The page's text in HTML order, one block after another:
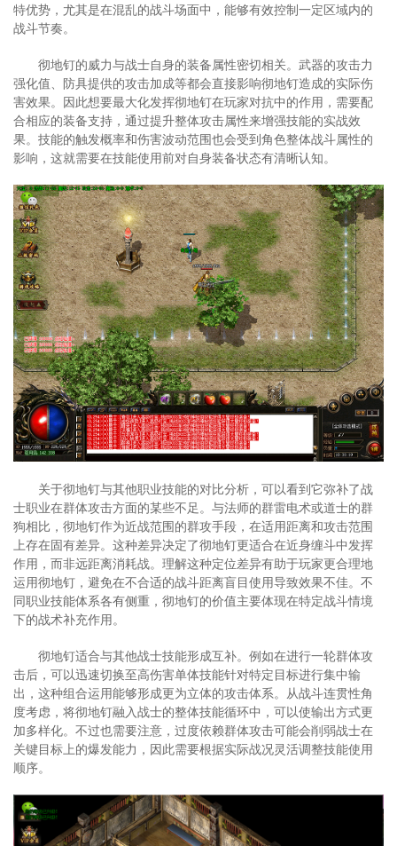
特优势，尤其是在混乱的战斗场面中，能够有效控制一定区域内的
战斗节奏。
彻地钉的威力与战士自身的装备属性密切相关。武器的攻击力
强化值、防具提供的攻击加成等都会直接影响彻地钉造成的实际伤
害效果。因此想要最大化发挥彻地钉在玩家对抗中的作用，需要配
合相应的装备支持，通过提升整体攻击属性来增强技能的实战效
果。技能的触发概率和伤害波动范围也会受到角色整体战斗属性的
影响，这就需要在技能使用前对自身装备状态有清晰认知。
关于彻地钉与其他职业技能的对比分析，可以看到它弥补了战
士职业在群体攻击方面的某些不足。与法师的群雷电术或道士的群
狗相比，彻地钉作为近战范围的群攻手段，在适用距离和攻击范围
上存在固有差异。这种差异决定了彻地钉更适合在近身缠斗中发挥
作用，而非远距离消耗战。理解这种定位差异有助于玩家更合理地
运用彻地钉，避免在不合适的战斗距离盲目使用导致效果不佳。不
同职业技能体系各有侧重，彻地钉的价值主要体现在特定战斗情境
下的战术补充作用。
彻地钉适合与其他战士技能形成互补。例如在进行一轮群体攻
击后，可以迅速切换至高伤害单体技能针对特定目标进行集中输
出，这种组合运用能够形成更为立体的攻击体系。从战斗连贯性角
度考虑，将彻地钉融入战士的整体技能循环中，可以使输出方式更
加多样化。不过也需要注意，过度依赖群体攻击可能会削弱战士在
关键目标上的爆发能力，因此需要根据实际战况灵活调整技能使用
顺序。